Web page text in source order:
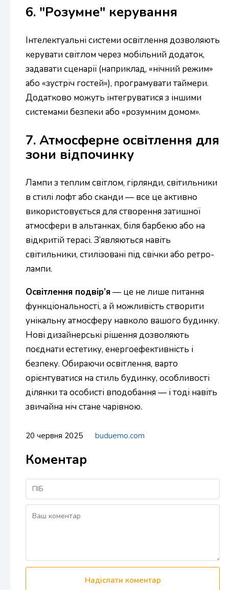
6. "Розумне" керування
Інтелектуальні системи освітлення дозволяють
керувати світлом через мобільний додаток,
задавати сценарії (наприклад, «нічний режим»
або «зустріч гостей»), програмувати таймери.
Додатково можуть інтегруватися з іншими
системами безпеки або «розумним домом».
7. Атмосферне освітлення для
зони відпочинку
Лампи з теплим світлом, гірлянди, світильники
в стилі лофт або сканди — все це активно
використовується для створення затишної
атмосфери в альтанках, біля барбекю або на
відкритій терасі. З’являються навіть
світильники, стилізовані під свічки або ретро-
лампи.
Освітлення подвір’я— це не лише питання
функціональності, а й можливість створити
унікальну атмосферу навколо вашого будинку.
Нові дизайнерські рішення дозволяють
поєднати естетику, енергоефективність і
безпеку. Обираючи освітлення, варто
орієнтуватися на стиль будинку, особливості
ділянки та особисті вподобання — і тоді навіть
звичайна ніч стане чарівною.
20 червня 2025 buduemo.com
Коментар
Надіслати коментар